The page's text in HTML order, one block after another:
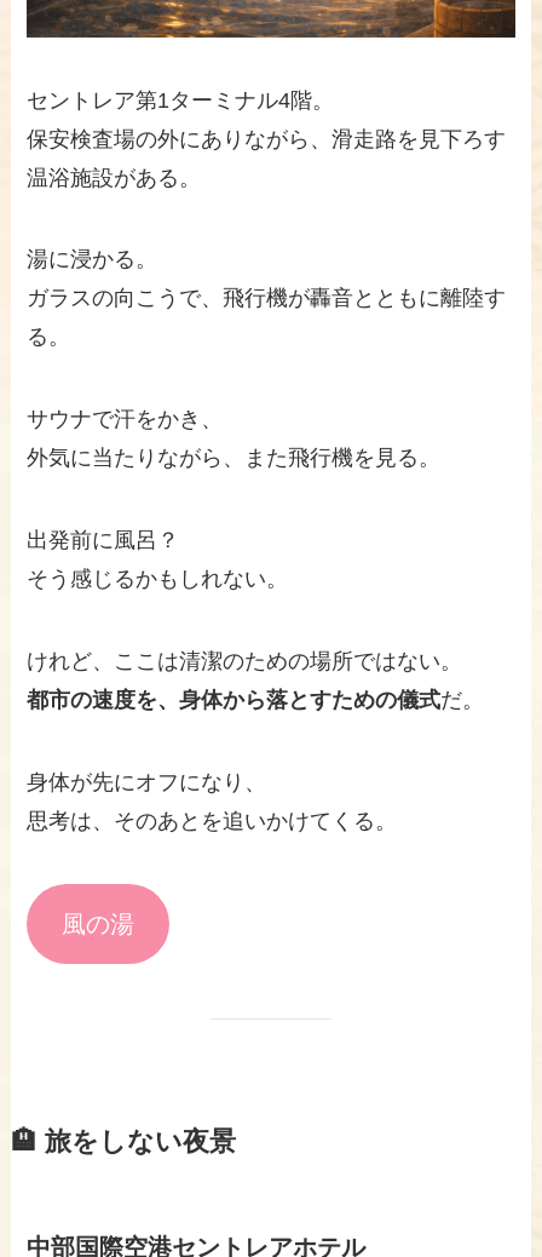
セントレア第1ターミナル4階。
保安検査場の外にありながら、滑走路を見下ろす
温浴施設がある。
湯に浸かる。
ガラスの向こうで、飛行機が轟音とともに離陸す
る。
サウナで汗をかき、
外気に当たりながら、また飛行機を見る。
出発前に風呂？
そう感じるかもしれない。
けれど、ここは清潔のための場所ではない。
都市の速度を、身体から落とすための儀式だ。
身体が先にオフになり、
思考は、そのあとを追いかけてくる。
風の湯
🏨 旅をしない夜景
中部国際空港セントレアホテル